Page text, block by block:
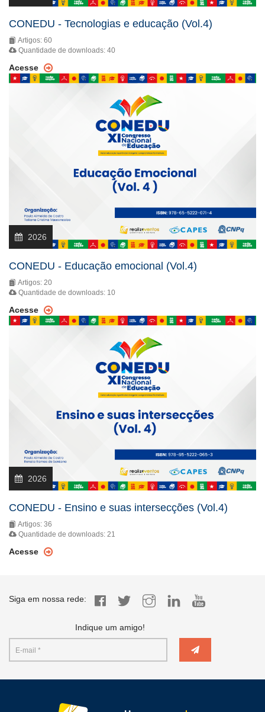
CONEDU - Tecnologias e educação (Vol.4)
Artigos: 60
Quantidade de downloads: 40
Acesse
2026
CONEDU - Educação emocional (Vol.4)
Artigos: 20
Quantidade de downloads: 10
Acesse
2026
CONEDU - Ensino e suas intersecções (Vol.4)
Artigos: 36
Quantidade de downloads: 21
Acesse
Siga em nossa rede:
Indique um amigo!